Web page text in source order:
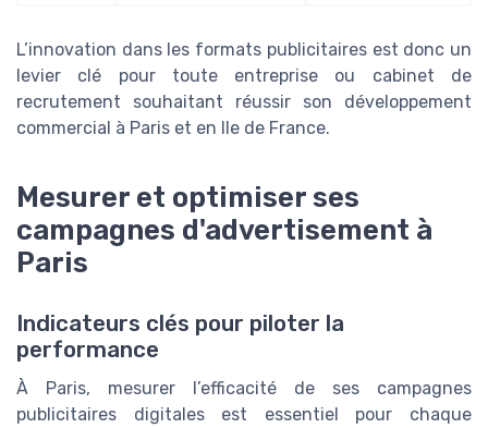
L’innovation dans les formats publicitaires est donc un
levier clé pour toute entreprise ou cabinet de
recrutement souhaitant réussir son développement
commercial à Paris et en Ile de France.
Mesurer et optimiser ses
campagnes d'advertisement à
Paris
Indicateurs clés pour piloter la
performance
À Paris, mesurer l’efficacité de ses campagnes
publicitaires digitales est essentiel pour chaque